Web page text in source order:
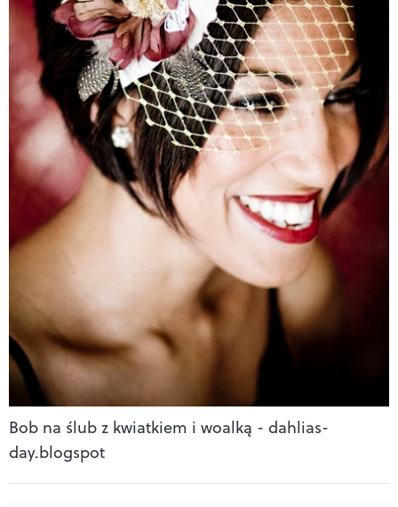
Bob na ślub z kwiatkiem i woalką - dahlias-
day.blogspot